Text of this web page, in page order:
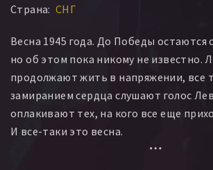
Любовь Руденко
Наталья Кленина Татьяна Печенкина
Андрей Пономаренко Яна Ляхович
Сергей Пономаренко Олесь Кацион
Григорий Боковенко Вячеслав Дудко
Борислав Борисенко Зоя
Сергей Тихомиров Елена Скрипка
Андрей Лелюх
Страна: СНГ
Весна 1945 года. До Победы остаются
но об этом пока никому не известно.
продолжают жить в напряжении, все
замиранием сердца слушают голос
оплакивают тех, на кого все еще
И все-таки это весна.